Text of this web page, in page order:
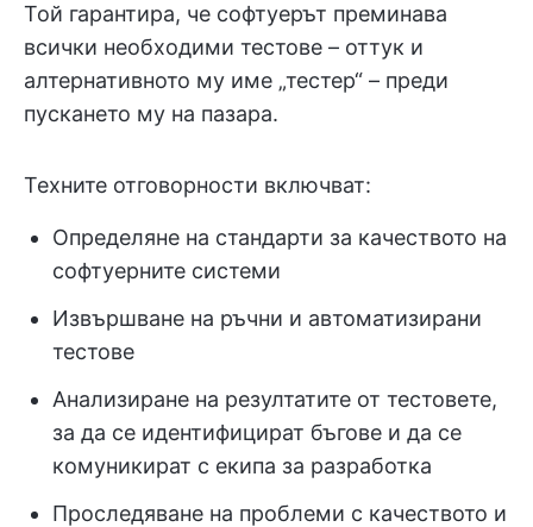
Той гарантира, че софтуерът преминава
всички необходими тестове – оттук и
алтернативното му име „тестер“ – преди
пускането му на пазара.
Техните отговорности включват:
Определяне на стандарти за качеството на
софтуерните системи
Извършване на ръчни и автоматизирани
тестове
Анализиране на резултатите от тестовете,
за да се идентифицират бъгове и да се
комуникират с екипа за разработка
Проследяване на проблеми с качеството и